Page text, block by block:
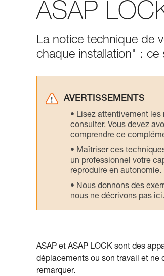
ASAP
La notice technique de
chaque installation" :
AVERTISSEMENTS
Lisez attentivement les
consulter. Vous devez
comprendre ce
Maîtriser ces
un professionnel votre
reproduire en autonomie.
Nous donnons des
nous ne décrivons pas ici.
ASAP et ASAP LOCK sont des
déplacements ou son travail et ne
remarquer.